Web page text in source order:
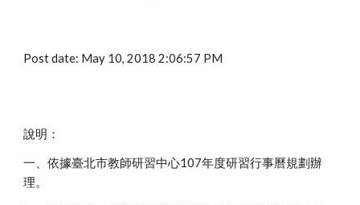
Post date: May 10, 2018 2:06:57 PM
說明：
一、依據臺北市教師研習中心107年度研習行事曆規劃辦
理。